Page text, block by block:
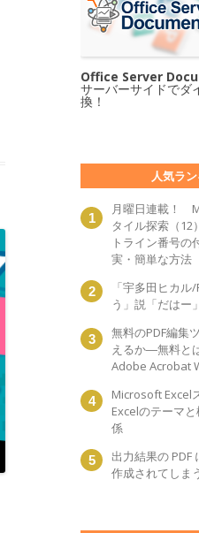
Office Server
サーバーサイドでダ
換！
人気ラ
月曜日連載！
タイル探索（
トライン番号の
実・簡単な方法
「宇多田ヒカ
う」説「だはー
無料のPDF編集
えるか―無料と
Adobe Acrobat
Microsoft Excel
Excelのテーマ
係
出力結果の PDF
作成されてしま